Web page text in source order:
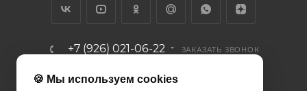
+7 (926) 021-06-22 ЗАКАЗАТЬ ЗВОНОК
info@diodcity.ru
🍪 Мы используем cookies